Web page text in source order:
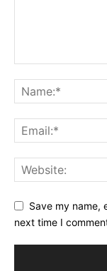
Save my name,
next time I